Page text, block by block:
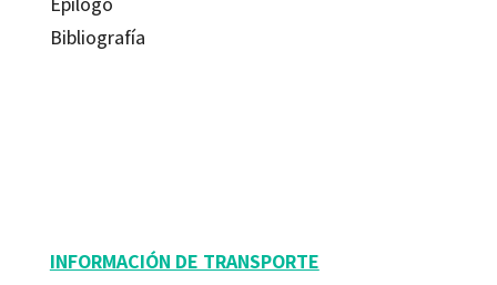
Bibliografía
INFORMACIÓN DE TRANSPORTE